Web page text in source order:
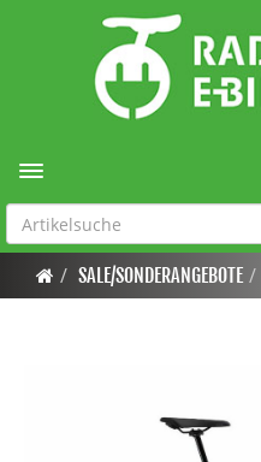
Toggle navigation
SALE/SONDERANGEBOTE